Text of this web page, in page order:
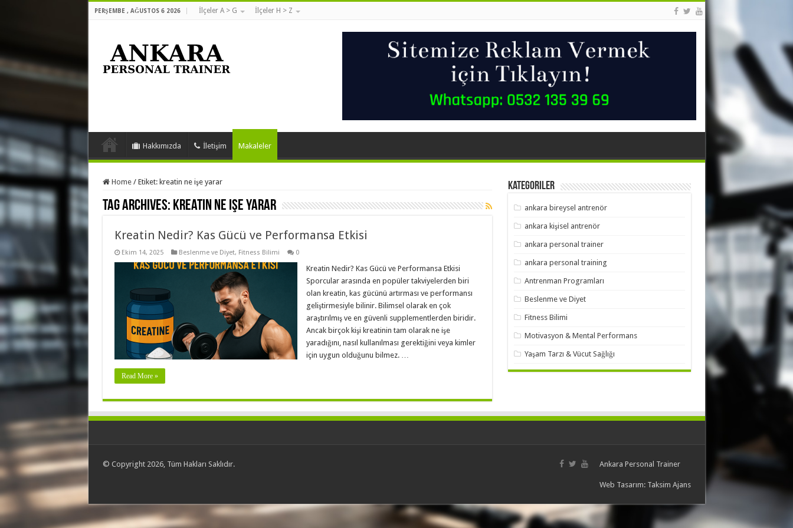
PERŞEMBE , AĞUSTOS 6 2026 İlçeler A > G İlçeler H > Z
Hakkımızda İletişim Makaleler
Home / Etiket: kreatin ne işe yarar
Tag Archives: kreatin ne işe yarar
Kreatin Nedir? Kas Gücü ve Performansa Etkisi
Ekim 14, 2025 Beslenme ve Diyet, Fitness Bilimi 0
Kreatin Nedir? Kas Gücü ve Performansa Etkisi
Sporcular arasında en popüler takviyelerden biri
olan kreatin, kas gücünü artırması ve performansı
geliştirmesiyle bilinir. Bilimsel olarak en çok
araştırılmış ve en güvenli supplementlerden biridir.
Ancak birçok kişi kreatinin tam olarak ne işe
yaradığını, nasıl kullanılması gerektiğini veya kimler
için uygun olduğunu bilmez. …
Read More »
Kategoriler
ankara bireysel antrenör
ankara kişisel antrenör
ankara personal trainer
ankara personal training
Antrenman Programları
Beslenme ve Diyet
Fitness Bilimi
Motivasyon & Mental Performans
Yaşam Tarzı & Vücut Sağlığı
Ankara Personal Trainer
Web Tasarım: Taksim Ajans
© Copyright 2026, Tüm Hakları Saklıdır.